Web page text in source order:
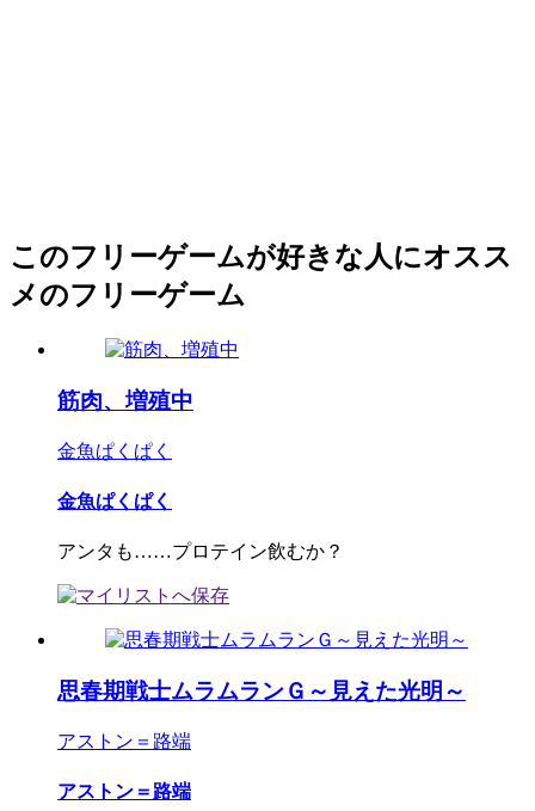
このフリーゲームが好きな人にオスス
メのフリーゲーム
筋肉、増殖中
金魚ぱくぱく
金魚ぱくぱく
アンタも……プロテイン飲むか？
思春期戦士ムラムランＧ～見えた光明～
アストン＝路端
アストン＝路端